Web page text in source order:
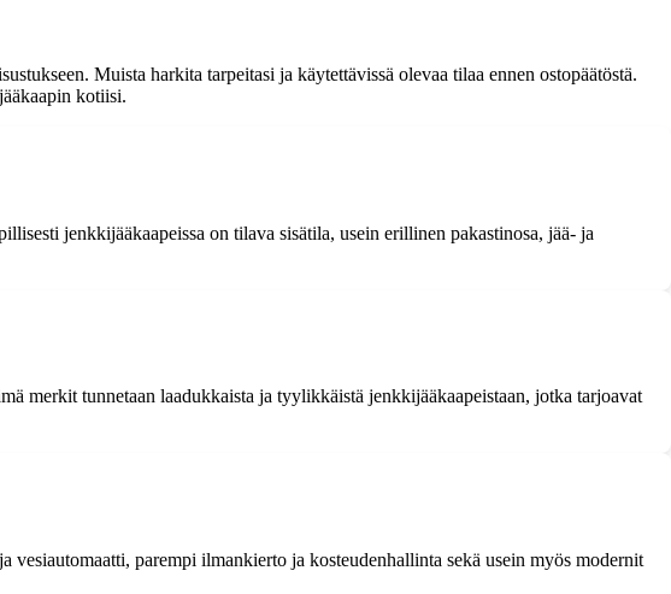
Muista harkita tarpeitasi ja käytettävissä olevaa tilaa ennen ostopäätöstä.
kotiisi.
jenkkijääkaapeissa on tilava sisätila, usein erillinen pakastinosa, jää- ja
merkit tunnetaan laadukkaista ja tyylikkäistä jenkkijääkaapeistaan, jotka tarjoavat
parempi ilmankierto ja kosteudenhallinta sekä usein myös modernit